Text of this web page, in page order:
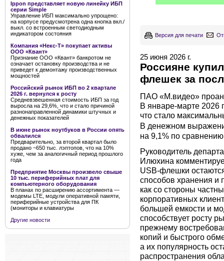
Ippon представляет новую линейку ИБП
серии Simple
Управление ИБП максимально упрощено:
на корпусе предусмотрена одна кнопка вкл./
выкл. со встроенным светодиодным
индикатором состояния
Компания «Некс-Т» покупает активы
ООО «Квант»
Признание ООО «Квант» банкротом не
означает остановку производства и не
приведет к демонтажу производственных
мощностей
Российский рынок ИБП во 2 квартале
2026 г. вернулся к росту
Средневзвешенная стоимость ИБП за год
выросла на 29,6%, что и стало причиной
разнонаправленной динамики штучных и
денежных показателей
В июне рынок ноутбуков в России опять
обвалился
Предварительно, за второй квартал было
продано ~650 тыс. лэптопов, что на 10%
хуже, чем за аналогичный период прошлого
года
Предприятие Москвы произвело свыше
10 тыс. периферийных плат для
компьютерного оборудования
В планах по расширению ассортимента —
модемы LTE, модули оперативной памяти,
периферийные устройства для ПК
(мониторы и клавиатуры
Другие новости
Версия для печати
25 июня 2026 г.
Россияне
флешек за
ПАО «М.видео»
В январе-марте 2026
что стало
В денежном
на 9,1% по
Руководитель
Илюхина
USB-флешки
способов хранения
как со стороны
корпоративных
большей емкости и
способствует росту
прежнему
копий и быстрого
а их популярность
распространения